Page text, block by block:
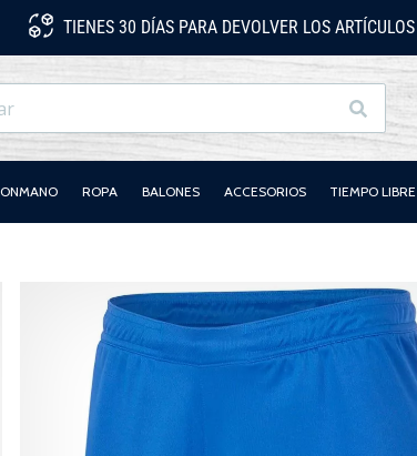
TIENES 30 DÍAS PARA DEVOLVER LOS ARTÍCULOS
Buscar
ROPA BALONES ACCESORIOS TIEMPO LIBRE